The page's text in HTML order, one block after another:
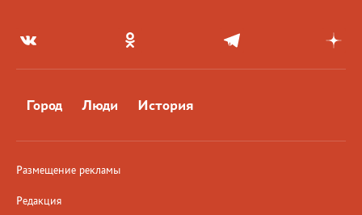
Город Люди История
Размещение рекламы
Редакция